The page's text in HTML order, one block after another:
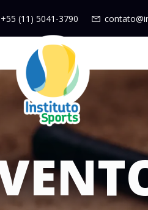
+55 (11) 5041-3790